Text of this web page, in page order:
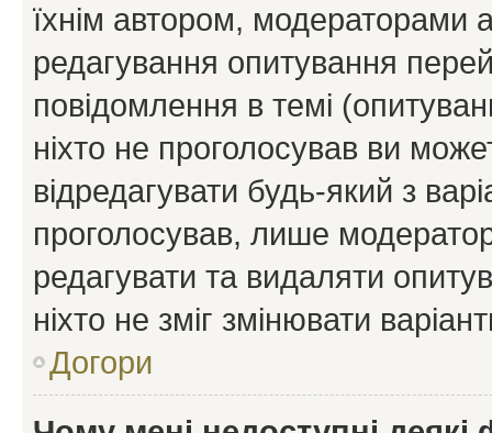
їхнім автором, модераторами
редагування опитування
повідомлення в темі
ніхто не проголосував ви
відредагувати будь-який з
проголосував, лише
редагувати та видаляти
ніхто не зміг змінювати
Догори